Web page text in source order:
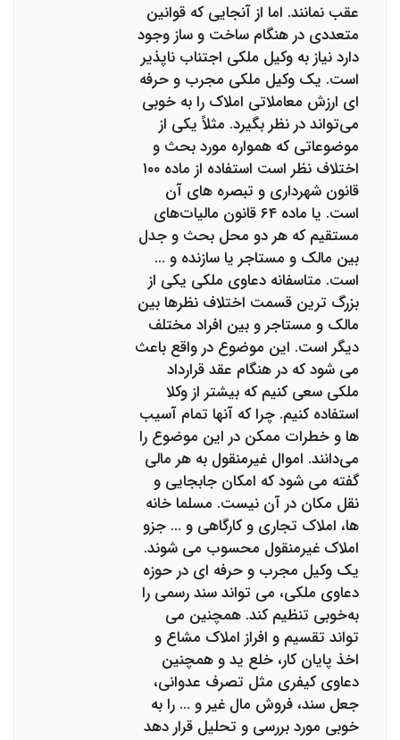
عقب نمانند. اما از آنجایی که قوانین
متعددی در هنگام ساخت و ساز وجود
دارد نیاز به وکیل ملکی اجتناب ناپذیر
است. یک وکیل ملکی مجرب و حرفه
ای ارزش معاملاتی املاک را به خوبی
می‌تواند در نظر بگیرد. مثلاً یکی از
موضوعاتی که همواره مورد بحث و
اختلاف نظر است استفاده از ماده ۱۰۰
قانون شهرداری و تبصره های آن
است. یا ماده ۶۴ قانون مالیات‌های
مستقیم که هر دو محل بحث و جدل
بین مالک و مستاجر یا سازنده و ...
است. متاسفانه دعاوی ملکی یکی از
بزرگ ترین قسمت اختلاف نظرها بین
مالک و مستاجر و بین افراد مختلف
دیگر است. این موضوع در واقع باعث
می شود که در هنگام عقد قرارداد
ملکی سعی کنیم که بیشتر از وکلا
استفاده کنیم. چرا که آنها تمام آسیب‌
ها و خطرات ممکن در این موضوع را
می‌دانند. اموال غیرمنقول به هر مالی
گفته می شود که امکان جابجایی و
نقل مکان در آن نیست. مسلما خانه
‌ها، املاک تجاری و کارگاهی و ... جزو
املاک غیرمنقول محسوب می‌ شوند.
یک وکیل مجرب و حرفه ای در حوزه
دعاوی ملکی، می تواند سند رسمی را
به‌خوبی تنظیم کند. همچنین می
تواند تقسیم و افراز املاک مشاع و
اخذ پایان کار، خلع ید و همچنین
دعاوی کیفری مثل تصرف عدوانی،
جعل سند، فروش مال غیر و ... را به
خوبی مورد بررسی و تحلیل قرار دهد